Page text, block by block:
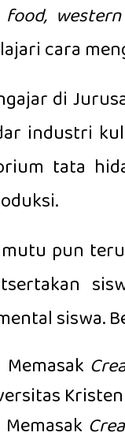
cara
di
industri
tata
pun
siswa.
Kristen